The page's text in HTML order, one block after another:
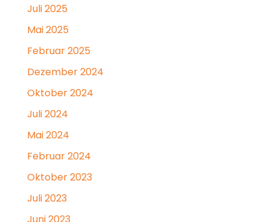
Juli 2025
Mai 2025
Februar 2025
Dezember 2024
Oktober 2024
Juli 2024
Mai 2024
Februar 2024
Oktober 2023
Juli 2023
Juni 2023